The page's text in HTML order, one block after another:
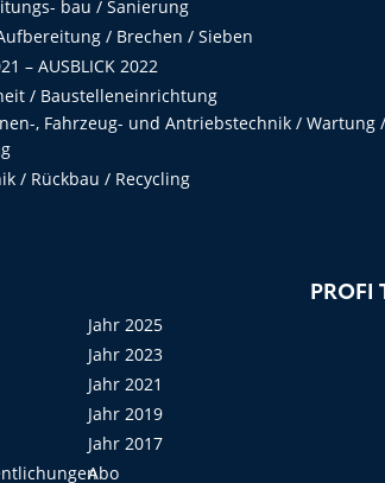
bau / Sanierung
/ Brechen / Sieben
– AUSBLICK 2022
/ Baustelleneinrichtung
, Fahrzeug- und Antriebstechnik / Wartung
/ Rückbau / Recycling
Jahr 2025
Jahr 2023
Jahr 2021
Jahr 2019
Jahr 2017
Abo
PROFI